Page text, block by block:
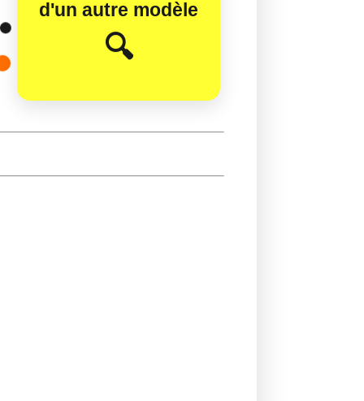
d'un autre modèle
🔍